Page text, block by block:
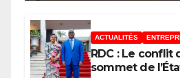
Partenariat pour
développement
(AUDA-NEPAD)
ACTUALITÉS
RDC : Le conflit
sommet de